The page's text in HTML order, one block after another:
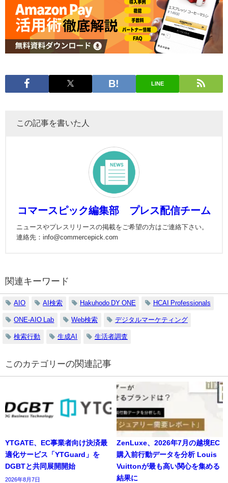
LINE
この記事を書いた人
コマースピック編集部 プレス配信チーム
ニュースやプレスリリースの掲載をご希望の方はご連絡下さい。
連絡先：info@commercepick.com
関連キーワード
AIO AI検索 Hakuhodo DY ONE HCAI Professionals
ONE-AIO Lab Web検索 デジタルマーケティング
検索行動 生成AI 生活者調査
の関連記事
YTGATE、EC事業者向け決済最
適化サービス「YTGuard」を
DGBTと共同展開開始
2026年8月7日
ZenLuxe、2026年7月の越境EC
購入前行動データを分析 Louis
Vuittonが最も高い関心を集める
結果に